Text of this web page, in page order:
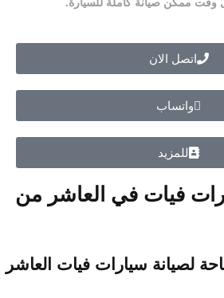
اتصل الان
واتساب
للمزيد
فيات في العاشر من
لصيانة سيارات فيات العاشر